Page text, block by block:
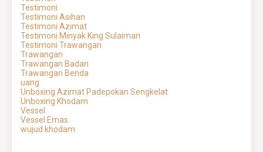
Testimoni
Testimoni Asihan
Testimoni Azimat
Testimoni Minyak King Sulaiman
Testimoni Trawangan
Trawangan
Trawangan Badan
Trawangan Benda
uang
Unboxing Azimat Padepokan Sengkelat
Unboxing Khodam
Vessel
Vessel Emas
wujud khodam